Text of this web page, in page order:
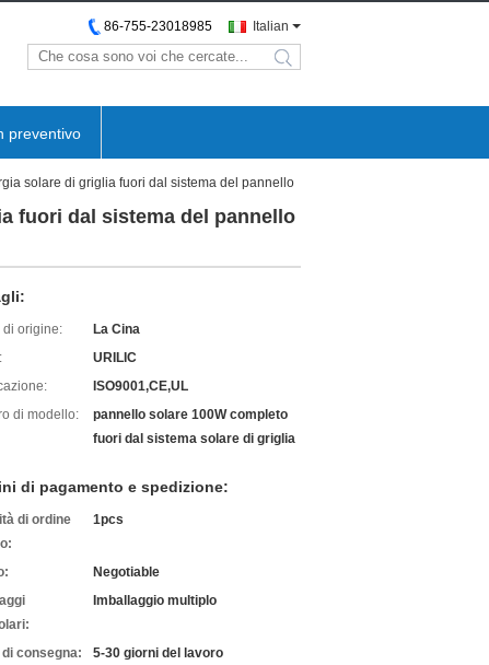
Italian
86-755-23018985
preventivo
solare di griglia fuori dal sistema del pannello
fuori dal sistema del pannello
di origine:
La Cina
URILIC
ISO9001,CE,UL
di modello:
pannello solare 100W completo
fuori dal sistema solare di griglia
di pagamento e spedizione:
di ordine
1pcs
Negotiable
Imballaggio multiplo
di consegna:
5-30 giorni del lavoro